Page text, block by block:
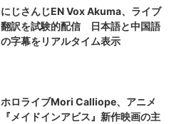
にじさんじEN Vox Akuma、ライブ
翻訳を試験的配信 日本語と中国語
の字幕をリアルタイム表示
ホロライブMori Calliope、アニメ
『メイドインアビス』新作映画の主